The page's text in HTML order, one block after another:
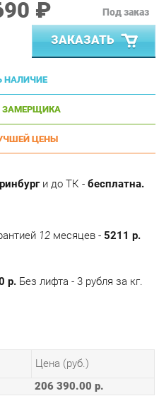
ЗАКАЗАТЬ
ЦЕНЫ
и до ТК -бесплатна.
206 390.00 р.